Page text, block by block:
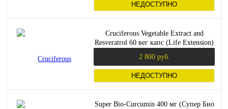
НЕДОСТУПНО
Cruciferous Vegetable Extract and
Resveratrol 60 вег капс (Life Extension)
2 800 руб.
НЕДОСТУПНО
Super Bio-Curcumin 400 мг (Супер Био